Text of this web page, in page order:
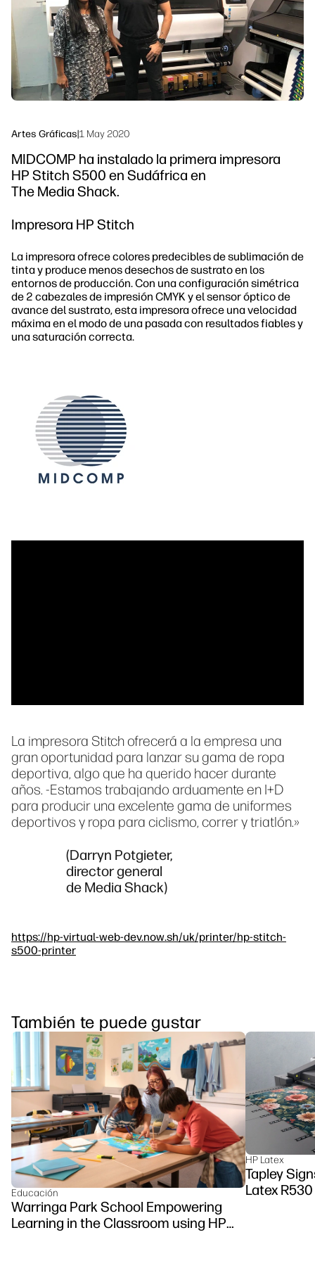
linkedInfacebook
twitteryoutube
Artes Gráficas|1 May 2020
MIDCOMP ha instalado la primera impresora
HP Stitch S500 en Sudáfrica en
The Media Shack.
Impresora HP Stitch
La impresora ofrece colores predecibles de sublimación de
tinta y produce menos desechos de sustrato en los
entornos de producción. Con una configuración simétrica
de 2 cabezales de impresión CMYK y el sensor óptico de
avance del sustrato, esta impresora ofrece una velocidad
máxima en el modo de una pasada con resultados fiables y
una saturación correcta.
La impresora Stitch ofrecerá a la empresa una
gran oportunidad para lanzar su gama de ropa
deportiva, algo que ha querido hacer durante
años. -Estamos trabajando arduamente en I+D
para producir una excelente gama de uniformes
deportivos y ropa para ciclismo, correr y triatlón.»
(Darryn Potgieter,
director general
de Media Shack)
https://hp-virtual-web-dev.now.sh/uk/printer/hp-stitch-
s500-printer
También te puede gustar
Educación
Warringa Park School Empowering
Learning in the Classroom using HP
HP Latex
Tapley
Latex